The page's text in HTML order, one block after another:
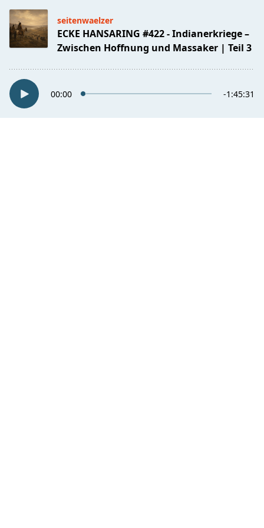
seitenwaelzer
ECKE HANSARING #422 - Indianerkriege –
Zwischen Hoffnung und Massaker | Teil 3
00:00 -1:45:31